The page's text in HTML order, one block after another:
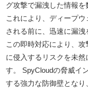
グ攻撃で漏洩した情報を
これにより、ディープ
される前に、迅速に漏洩
この即時対応により、
に侵入するリスクを未
す。 SpyCloudの脅威イ
する強力な防御壁となり